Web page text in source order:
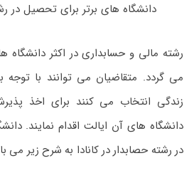
دانشگاه های برتر برای تحصیل در
رشته مالی و حسابداری در اکثر دانشگاه
می گردد. متقاضیان می توانند با
زندگی انتخاب می کنند برای اخذ
دانشگاه های آن ایالت اقدام نمایند.
در رشته حصابدار در کانادا به شرح زیر می